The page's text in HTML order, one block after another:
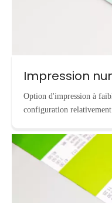
Impression
Option d'impression à
configuration